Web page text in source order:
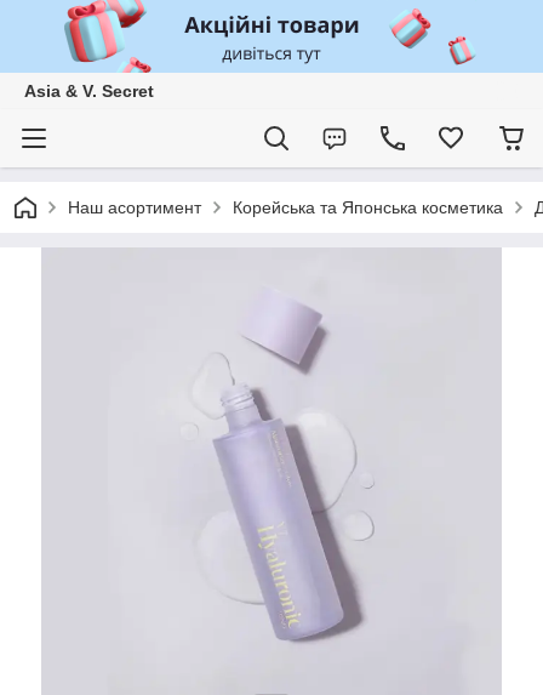
Asia & V. Secret
Наш асортимент Корейська та Японська косметика